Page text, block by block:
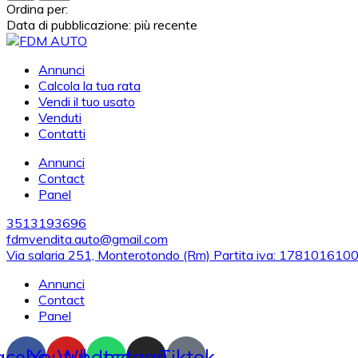
Ordina per:
Data di pubblicazione: più recente
Annunci
Calcola la tua rata
Vendi il tuo usato
Venduti
Contatti
Annunci
Contact
Panel
3513193696
fdmvendita.auto@gmail.com
Via salaria 251, Monterotondo (Rm) Partita iva:
Annunci
Contact
Panel